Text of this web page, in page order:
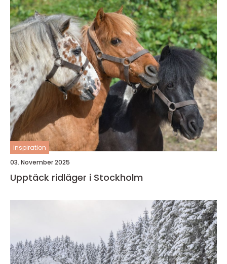
inspiration
03. November 2025
Upptäck ridläger i Stockholm